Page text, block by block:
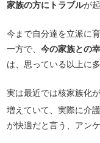
家族の方にトラブルが
今まで自分達を立派に
一方で、今の家族との
は、思っている以上に
実は最近では核家族化
増えていて、実際に介
が快適だと言う、アン